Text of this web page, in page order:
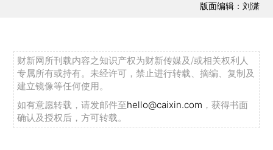
版面编辑：刘潇
财新网所刊载内容之知识产权为财新传媒及/或相关权利人
专属所有或持有。未经许可，禁止进行转载、摘编、复制及
建立镜像等任何使用。
如有意愿转载，请发邮件至hello@caixin.com ，获得书面
确认及授权后，方可转载。